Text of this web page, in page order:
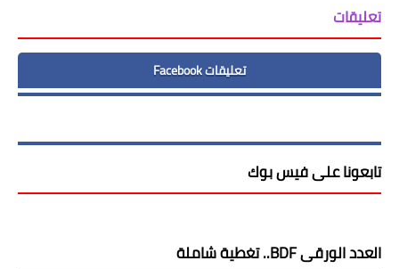
تعليقات
تعليقات Facebook
تابعونا على فيس بوك
العدد الورقى BDF.. تغطية شاملة